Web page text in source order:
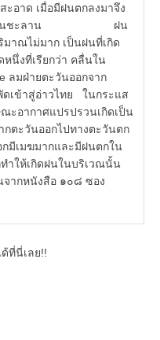
อาด เมื่อมีฝนตกลงมาจึง
ยกว่าฝนชะลาน ฝน
าณไม่มาก เป็นฝนที่เกิด
นึ่งที่เรียกว่า คลื่นใน
ลมฝ่ายตะวันออกจาก
เข้าสู่อ่าวไทย ในกระแส
ะอากาศแปรปรวนเกิดเป็น
ตะวันออกไปทางตะวันตก
มีเมฆมากและมีฝนตกใน
ำให้เกิดฝนในบริเวณนั้น
ากหนังสือ ๑๐๘ ซอง
ที่นี่เลย!!